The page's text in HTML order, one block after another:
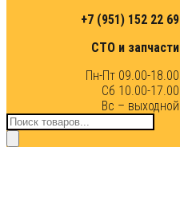
+7 (951) 152 22 69
СТО и запчасти
Пн-Пт 09.00-18.00
Сб 10.00-17.00
Вс – выходной
Поиск
товаров